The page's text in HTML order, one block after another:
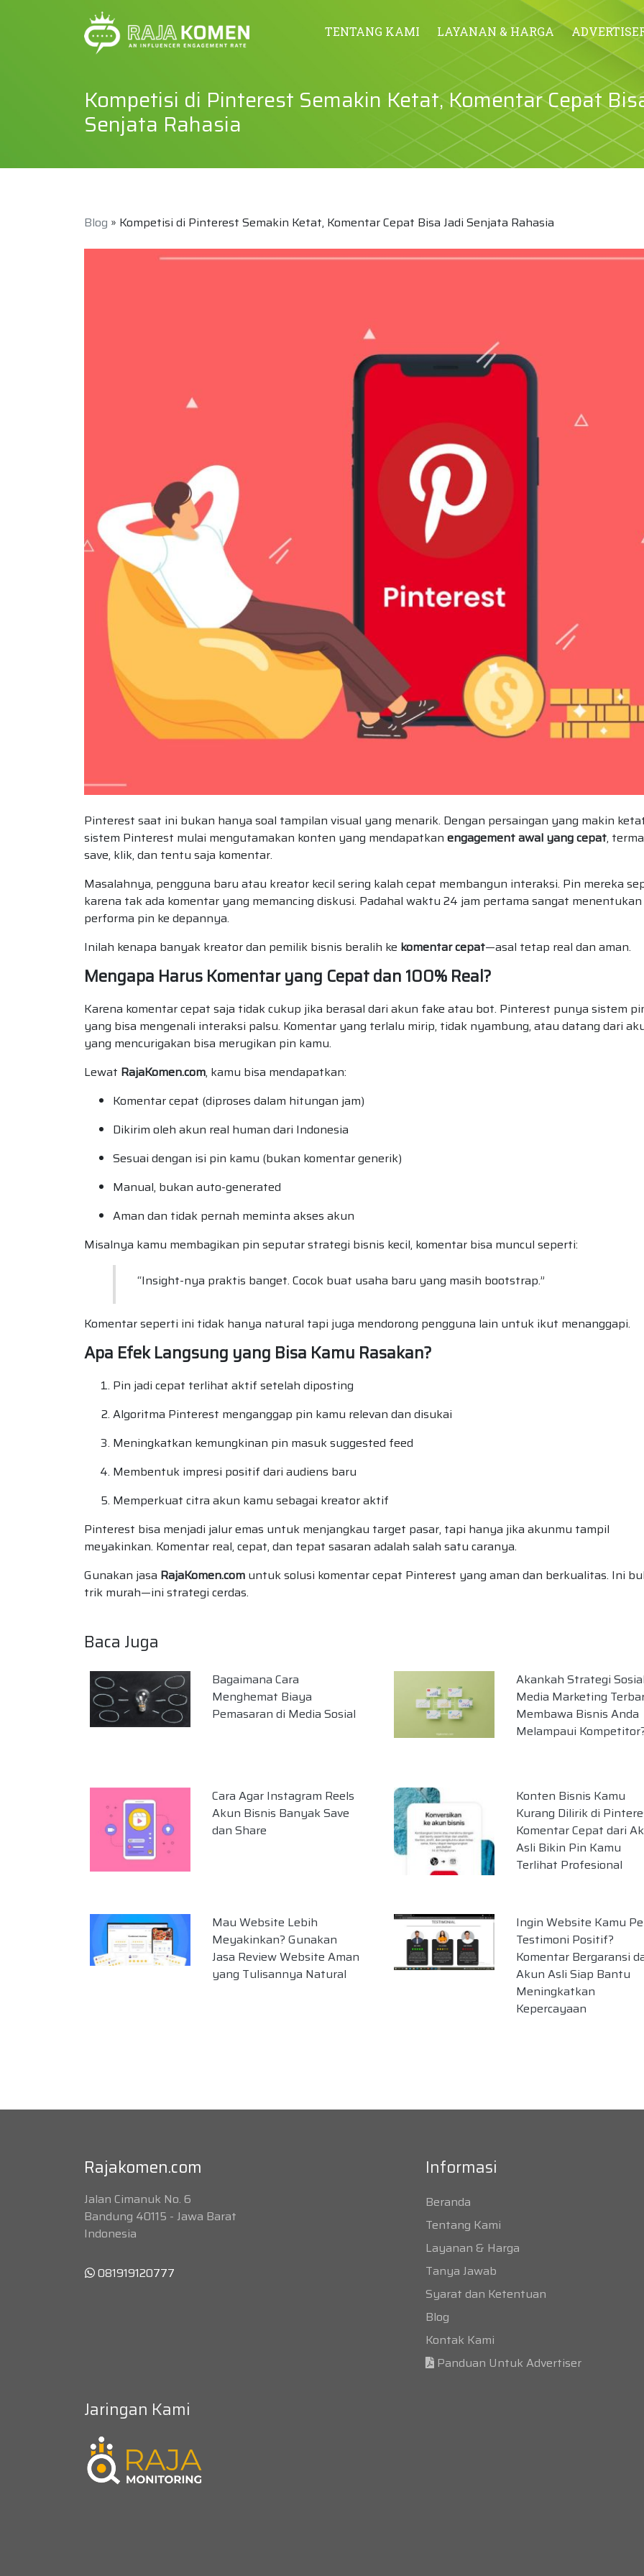
TENTANG KAMI LAYANAN & HARGA
Kompetisi di Pinterest Semakin Ketat, Komentar Cepat
Senjata Rahasia
Blog » Kompetisi di Pinterest Semakin Ketat, Komentar Cepat Bisa Jadi Senjata Rahasia
Pinterest saat ini bukan hanya soal tampilan visual yang menarik. Dengan persaingan yang makin
sistem Pinterest mulai mengutamakan konten yang mendapatkan engagement awal yang cepat,
save, klik, dan tentu saja komentar.
Masalahnya, pengguna baru atau kreator kecil sering kalah cepat membangun interaksi. Pin mereka
karena tak ada komentar yang memancing diskusi. Padahal waktu 24 jam pertama sangat menentukan
performa pin ke depannya.
Inilah kenapa banyak kreator dan pemilik bisnis beralih ke komentar cepat—asal tetap real dan aman.
Mengapa Harus Komentar yang Cepat dan 100% Real?
Karena komentar cepat saja tidak cukup jika berasal dari akun fake atau bot. Pinterest punya sistem
yang bisa mengenali interaksi palsu. Komentar yang terlalu mirip, tidak nyambung, atau datang dari
yang mencurigakan bisa merugikan pin kamu.
Lewat RajaKomen.com, kamu bisa mendapatkan:
Komentar cepat (diproses dalam hitungan jam)
Dikirim oleh akun real human dari Indonesia
Sesuai dengan isi pin kamu (bukan komentar generik)
Manual, bukan auto-generated
Aman dan tidak pernah meminta akses akun
Misalnya kamu membagikan pin seputar strategi bisnis kecil, komentar bisa muncul seperti:
“Insight-nya praktis banget. Cocok buat usaha baru yang masih bootstrap.”
Komentar seperti ini tidak hanya natural tapi juga mendorong pengguna lain untuk ikut menanggapi.
Apa Efek Langsung yang Bisa Kamu Rasakan?
Pin jadi cepat terlihat aktif setelah diposting
Algoritma Pinterest menganggap pin kamu relevan dan disukai
Meningkatkan kemungkinan pin masuk suggested feed
Membentuk impresi positif dari audiens baru
Memperkuat citra akun kamu sebagai kreator aktif
Pinterest bisa menjadi jalur emas untuk menjangkau target pasar, tapi hanya jika akunmu tampil
meyakinkan. Komentar real, cepat, dan tepat sasaran adalah salah satu caranya.
Gunakan jasa RajaKomen.com untuk solusi komentar cepat Pinterest yang aman dan berkualitas. Ini
trik murah—ini strategi cerdas.
Baca Juga
Bagaimana Cara
Menghemat Biaya
Pemasaran di Media Sosial
Akankah Strategi
Media Marketing
Membawa Bisnis Anda
Melampaui
Cara Agar Instagram Reels
Akun Bisnis Banyak Save
dan Share
Konten Bisnis Kamu
Kurang Dilirik di
Komentar Cepat dari
Asli Bikin Pin Kamu
Terlihat Profesional
Mau Website Lebih
Meyakinkan? Gunakan
Jasa Review Website Aman
yang Tulisannya Natural
Ingin Website Kamu
Testimoni Positif?
Komentar Bergaransi
Akun Asli Siap Bantu
Meningkatkan
Kepercayaan
Rajakomen.com
Jalan Cimanuk No. 6
Bandung 40115 - Jawa Barat
Indonesia
081919120777
Informasi
Beranda
Tentang Kami
Layanan & Harga
Tanya Jawab
Syarat dan Ketentuan
Blog
Kontak Kami
Panduan Untuk Advertiser
Jaringan Kami